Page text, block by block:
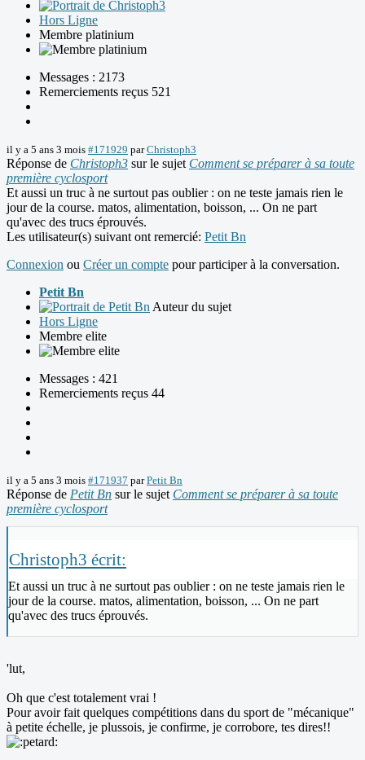
Hors Ligne
Membre platinium
Messages : 2173
Remerciements reçus 521
il y a 5 ans 3 mois #171929 parChristoph3
Réponse de Christoph3 sur le sujet Comment se préparer à sa toute
première cyclosport
Et aussi un truc à ne surtout pas oublier : on ne teste jamais rien le
jour de la course. matos, alimentation, boisson, ... On ne part
qu'avec des trucs éprouvés.
Les utilisateur(s) suivant ont remercié: Petit Bn
Connexion ou Créer un compte pour participer à la conversation.
Petit Bn
Auteur du sujet
Hors Ligne
Membre elite
Messages : 421
Remerciements reçus 44
il y a 5 ans 3 mois #171937 parPetit Bn
Réponse de Petit Bn sur le sujet Comment se préparer à sa toute
première cyclosport
Christoph3 écrit:
Et aussi un truc à ne surtout pas oublier : on ne teste jamais rien le
jour de la course. matos, alimentation, boisson, ... On ne part
qu'avec des trucs éprouvés.
'lut,
Oh que c'est totalement vrai !
Pour avoir fait quelques compétitions dans du sport de "mécanique"
à petite échelle, je plussois, je confirme, je corrobore, tes dires!!